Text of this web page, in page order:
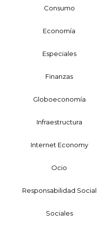
Consumo
Economía
Especiales
Finanzas
Globoeconomía
Infraestructura
Internet Economy
Ocio
Responsabilidad Social
Sociales